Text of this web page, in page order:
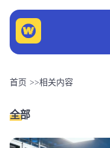
首页 >>相关内容
全部